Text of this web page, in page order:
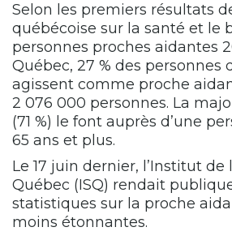
Selon les premiers résultats
québécoise sur la santé et le
personnes proches aidantes
Québec, 27 % des personnes
agissent comme proche
2 076 000 personnes. La
(71 %) le font auprès d’une
65 ans et plus.
Le 17 juin dernier, l’Institut
Québec (ISQ) rendait
statistiques sur la proche
moins étonnantes.